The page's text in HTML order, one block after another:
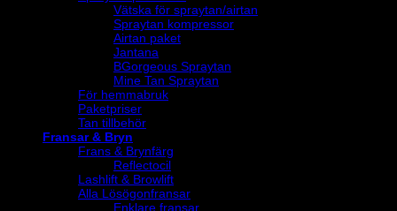
Vätska för spraytan/airtan
Spraytan kompressor
Airtan paket
Jantana
BGorgeous Spraytan
Mine Tan Spraytan
För hemmabruk
Paketpriser
Tan tillbehör
Fransar & Bryn
Frans & Brynfärg
Reflectocil
Lashlift & Browlift
Alla Lösögonfransar
Enklare fransar